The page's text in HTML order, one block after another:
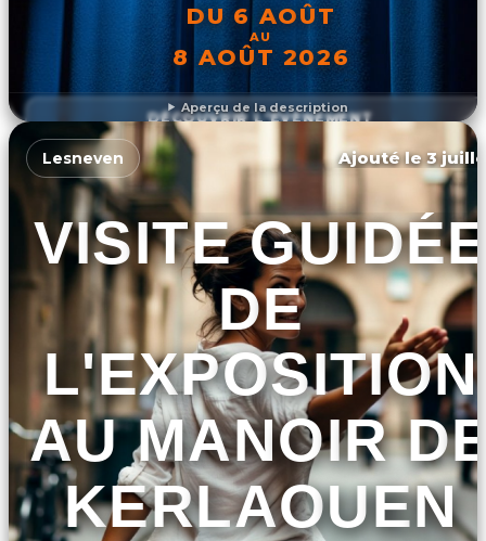
Aperçu de la description
DU 6 AOÛT
AU
8 AOÛT 2026
DÉCOUVRIR L'ÉVÉNEMENT
Lesneven Ajouté le 3
VISITE
DE
L'EXPOSITION
AU MANOIR
KERLAOUEN